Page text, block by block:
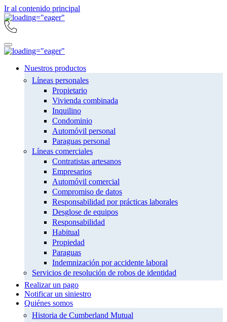
Ir al contenido principal
Nuestros productos
Líneas personales
Propietario
Vivienda combinada
Inquilino
Condominio
Automóvil personal
Paraguas personal
Líneas comerciales
Contratistas artesanos
Empresarios
Automóvil comercial
Compromiso de datos
Responsabilidad por prácticas laborales
Desglose de equipos
Responsabilidad
Habitual
Propiedad
Paraguas
Indemnización por accidente laboral
Servicios de resolución de robos de identidad
Realizar un pago
Notificar un siniestro
Quiénes somos
Historia de Cumberland Mutual